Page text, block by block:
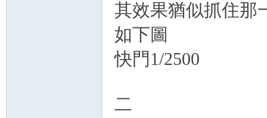
其效果猶似抓住那
如下圖
快門1/2500
二